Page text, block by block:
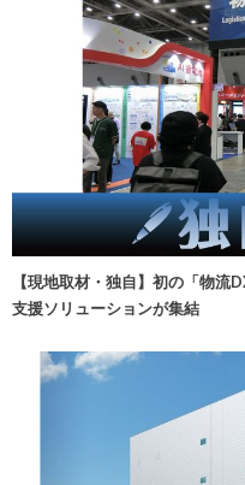
【現地取材・独自】初の「物流
支援ソリューションが集結